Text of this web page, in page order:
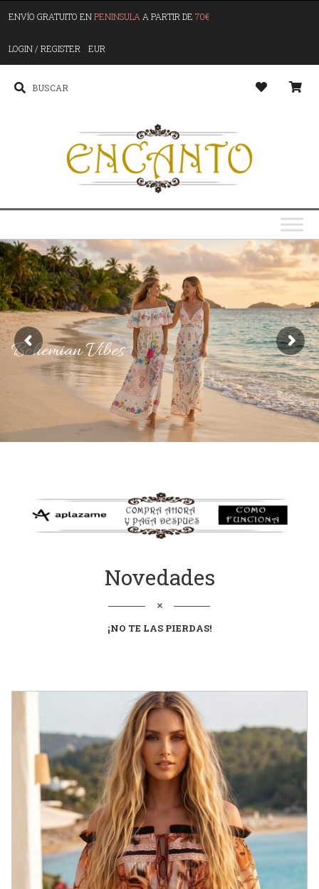
ENVÍO GRATUITO ENPENINSULA A PARTIR DE 70€
LOGIN / REGISTER EUR
Bohemian Vibes
Novedades
¡NO TE LAS PIERDAS!